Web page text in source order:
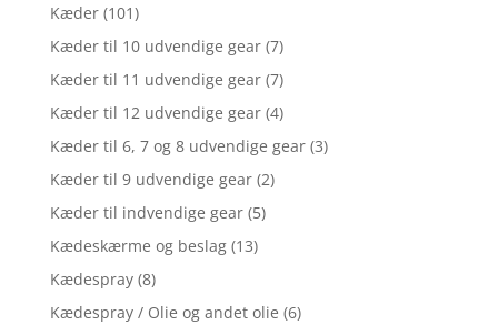
Kæder (101)
Kæder til 10 udvendige gear (7)
Kæder til 11 udvendige gear (7)
Kæder til 12 udvendige gear (4)
Kæder til 6, 7 og 8 udvendige gear (3)
Kæder til 9 udvendige gear (2)
Kæder til indvendige gear (5)
Kædeskærme og beslag (13)
Kædespray (8)
Kædespray / Olie og andet olie (6)